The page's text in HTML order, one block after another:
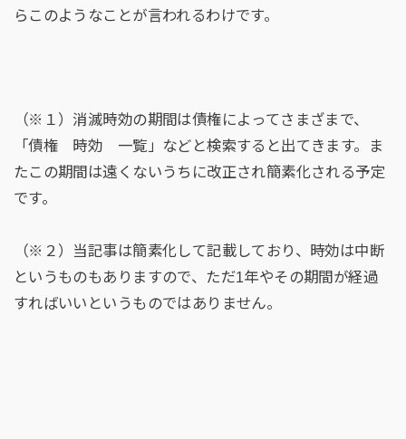
らこのようなことが言われるわけです。
（※１）消滅時効の期間は債権によってさまざまで、
「債権 時効 一覧」などと検索すると出てきます。ま
たこの期間は遠くないうちに改正され簡素化される予定
です。
（※２）当記事は簡素化して記載しており、時効は中断
というものもありますので、ただ1年やその期間が経過
すればいいというものではありません。